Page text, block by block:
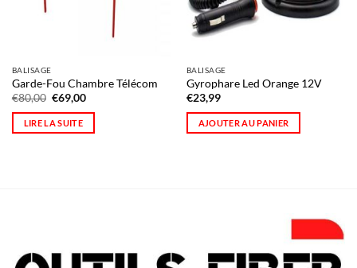
BALISAGE
Garde-Fou Chambre Télécom
€80,00 Le
initial
était :
€69,00Le
actuel
LIRE LA SUITE
BALISAGE
Gyrophare Led Orange 12V
€23,99
AJOUTER AU PANIER